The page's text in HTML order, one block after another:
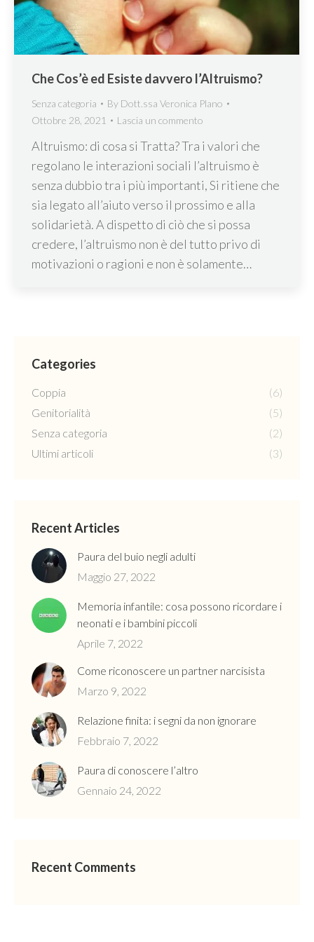
Che Cos’è ed Esiste davvero l’Altruismo?
Senza categoria By Dott.ssa Veronica Plano
Ottobre 28, 2021
Lascia un commento
Altruismo: di cosa si Tratta? Tra i valori che
regolano le interazioni sociali l’altruismo è
senza dubbio tra i più importanti, Si ritiene che
sia legato all’aiuto verso il prossimo e alla
solidarietà. A dispetto di ciò che si possa
credere, l’altruismo non è del tutto privo di
motivazioni o ragioni e non è solamente…
Categories
Coppia
(6)
Genitorialità
(5)
Senza categoria
(2)
Ultimi articoli
(3)
Recent Articles
Paura del buio negli adulti
Maggio 27, 2022
Memoria infantile: cosa possono ricordare i
neonati e i bambini piccoli
Aprile 7, 2022
Come riconoscere un partner narcisista
Marzo 9, 2022
Relazione finita: i segni da non ignorare
Febbraio 7, 2022
Paura di conoscere l’altro
Gennaio 24, 2022
Recent Comments